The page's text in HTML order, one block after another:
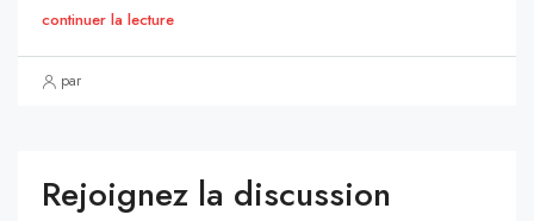
continuer la lecture
par
Rejoignez la discussion